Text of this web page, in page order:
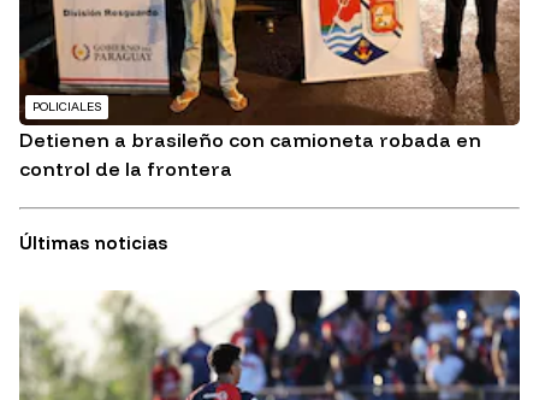
POLICIALES
Detienen a brasileño con camioneta robada en
control de la frontera
Últimas noticias